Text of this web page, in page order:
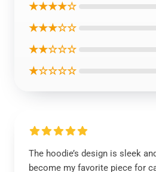
★★★★☆
★★★☆☆
★★☆☆☆
★☆☆☆☆
The hoodie’s design is sleek
become my favorite piece for